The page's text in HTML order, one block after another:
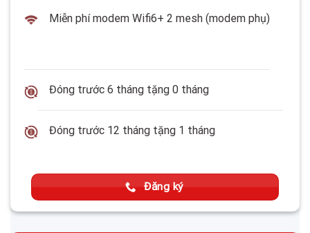
Miễn phí modem Wifi6+ 2 mesh (modem phụ)
Đóng trước 6 tháng tặng 0 tháng
Đóng trước 12 tháng tặng 1 tháng
Đăng ký